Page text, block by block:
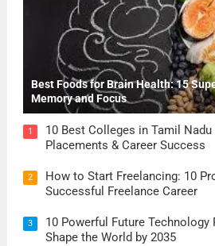
Best Foods for Brain Health: 15
Memory and Focus
1
10 Best Colleges in Tamil
Placements & Career Success
2
How to Start Freelancing: 10
Successful Freelance Career
3
10 Powerful Future Technology
Shape the World by 2035